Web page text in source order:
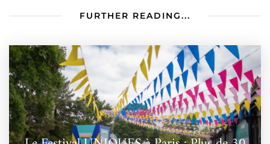
FURTHER READING...